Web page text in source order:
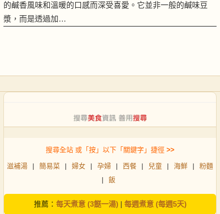
的鹹香風味和溫暖的口感而深受喜愛。它並非一般的鹹味豆
漿，而是透過加…
搜尋全站 或「按」以下「關鍵字」捷徑 >>
滋補湯 | 簡易菜 | 婦女 | 孕婦 | 西餐 | 兒童 | 海鮮 |
粉麵
|
飯
推薦： 每天煮意 (3餸一湯)| 每週煮意 (每週5天)